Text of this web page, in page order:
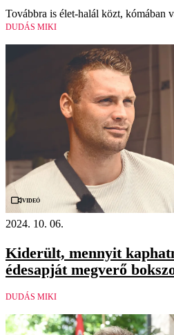
Továbbra is élet-halál közt, kómában
DUDÁS MIKI
Videó
2024. 10. 06.
Kiderült, mennyit
édesapját megverő
DUDÁS MIKI